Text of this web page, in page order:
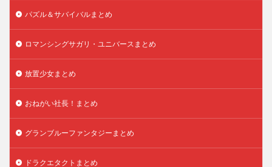
パズル＆サバイバルまとめ
ロマンシングサガリ・ユニバースまとめ
放置少女まとめ
おねがい社長！まとめ
グランブルーファンタジーまとめ
ドラクエタクトまとめ